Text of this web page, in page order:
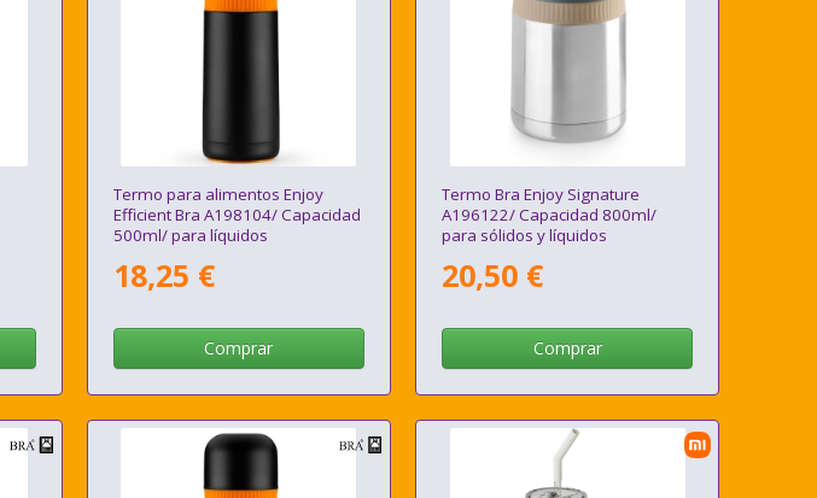
Termo para alimentos Enjoy
Efficient Bra A198104/ Capacidad
500ml/ para líquidos
18,25 €
Comprar
Termo Bra Enjoy Signature
A196122/ Capacidad 800ml/
para sólidos y líquidos
20,50 €
Comprar